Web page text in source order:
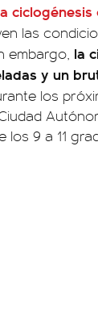
las
embargo, la
y un
los
los 9 a 11